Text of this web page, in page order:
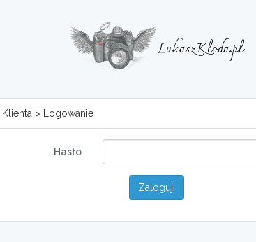
LukaszKloda.pl
Klienta > Logowanie
Hasło
Zaloguj!